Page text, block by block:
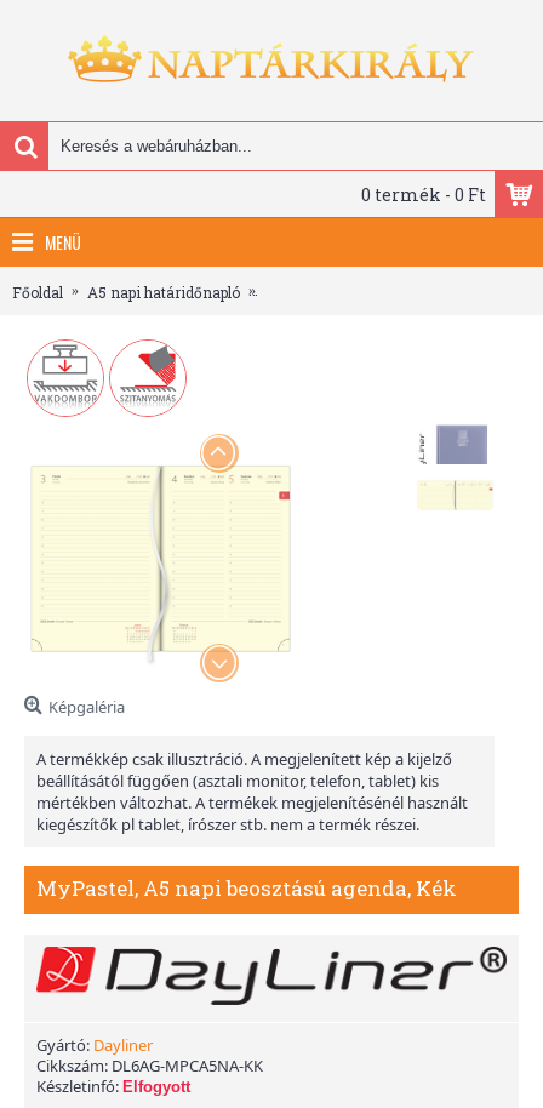
0 termék - 0 Ft
MENÜ
Főoldal A5 napi határidőnapló
Képgaléria
A termékkép csak illusztráció. A megjelenített kép a kijelző
beállításától függően (asztali monitor, telefon, tablet) kis
mértékben változhat. A termékek megjelenítésénél használt
kiegészítők pl tablet, írószer stb. nem a termék részei.
MyPastel, A5 napi beosztású agenda, Kék
Gyártó: Dayliner
Cikkszám: DL6AG-MPCA5NA-KK
Készletinfó: Elfogyott